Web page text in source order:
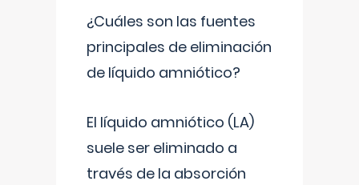
¿Cuáles son las fuentes
principales de eliminación
de líquido amniótico?
El líquido amniótico (LA)
suele ser eliminado a
través de la absorción